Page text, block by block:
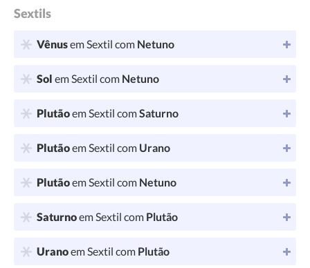
Sextils
Vênusem Sextil com Netuno
Sol em Sextil com Netuno
Plutãoem Sextil comSaturno
Plutãoem Sextil com Urano
Plutãoem Sextil com Netuno
Saturnoem Sextil com Plutão
Uranoem Sextil com Plutão